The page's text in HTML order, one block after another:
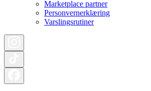
Marketplace partner
Personvernerklæring
Varslingsrutiner